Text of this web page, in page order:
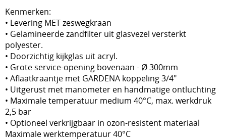
Stockverkoop
Overkappingen Coverswim
Schakelkasten
Kenmerken:
• Levering MET zeswegkraan
• Gelamineerde zandfilter uit glasvezel versterkt
polyester.
• Doorzichtig kijkglas uit acryl.
• Grote service-opening bovenaan - Ø 300mm
• Aflaatkraantje met GARDENA koppeling 3/4"
• Uitgerust met manometer en handmatige ontluchting
• Maximale temperatuur medium 40°C, max. werkdruk
2,5 bar
• Optioneel verkrijgbaar in ozon-resistent materiaal
Maximale werktemperatuur 40°C